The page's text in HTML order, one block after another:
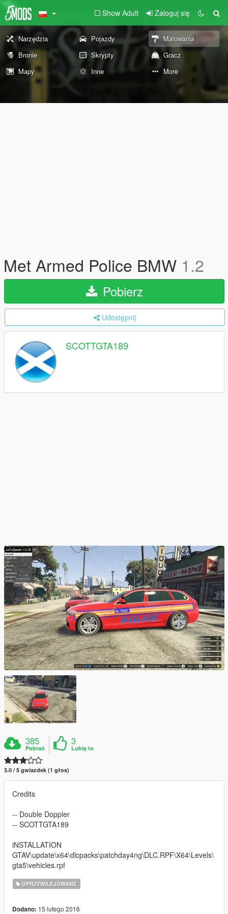
Show Adult Zaloguj się
Narzędzia Pojazdy
Malowania
Bronie
Skrypty
Gracz
Mapy
Inne More
Met Armed Police BMW 1.2
Pobierz
Udostępnij
SCOTTGTA189
385
Pobrań
3
Lubię to
3.0 / 5 gwiazdek (1 głos)
Credits
-- Double Doppler
-- SCOTTGTA189
iNSTALLATION
GTAV\update\x64\dlcpacks\patchday4ng\DLC.RPF\X64\Levels\
gta5\vehicles.rpf
UPRZYWILEJOWANE
Dodano: 15 lutego 2016